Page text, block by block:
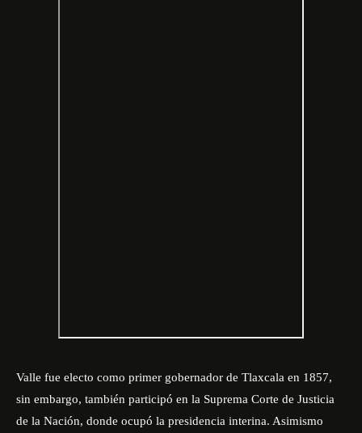
Valle fue electo como primer gobernador de Tlaxcala en 1857,
sin embargo, también participó en la Suprema Corte de Justicia
de la Nación, donde ocupó la presidencia interina. Asimismo